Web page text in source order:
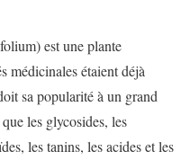
est une plante
médicinales étaient déjà
sa popularité à un grand
les glycosides, les
les tanins, les acides et les